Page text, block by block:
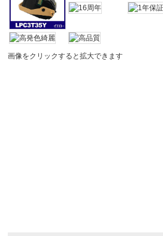
画像をクリックすると拡大できます